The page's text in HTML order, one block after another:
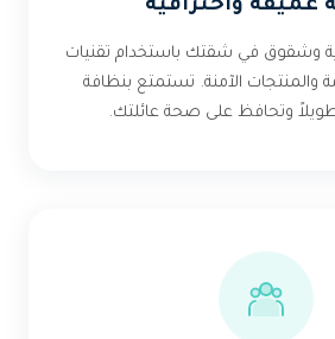
عميقة واحترافية
وشقوق في شقتك باستخدام تقنيات
والمنتجات الآمنة. تستمتع بنظافة
طويلاً وتحافظ على صحة عائلتك.